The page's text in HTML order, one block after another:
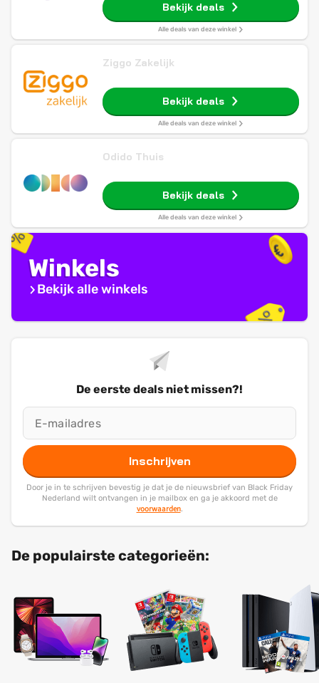
Bekijk deals
Alle deals van deze winkel
Ziggo Zakelijk
Bekijk deals
Alle deals van deze winkel
Odido Thuis
Bekijk deals
Alle deals van deze winkel
Winkels
Bekijk alle winkels
De eerste deals niet missen?!
Inschrijven
Door je in te schrijven bevestig je dat je de nieuwsbrief van Black Friday
Nederland wilt ontvangen in je mailbox en ga je akkoord met de
voorwaarden.
De populairste categorieën: